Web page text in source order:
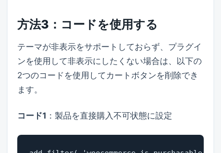
方法3：コードを使用する
テーマが非表示をサポートしておらず、プラグイ
ンを使用して非表示にしたくない場合は、以下の
2つのコードを使用してカートボタンを削除でき
ます。
コード1 ：製品を直接購入不可状態に設定